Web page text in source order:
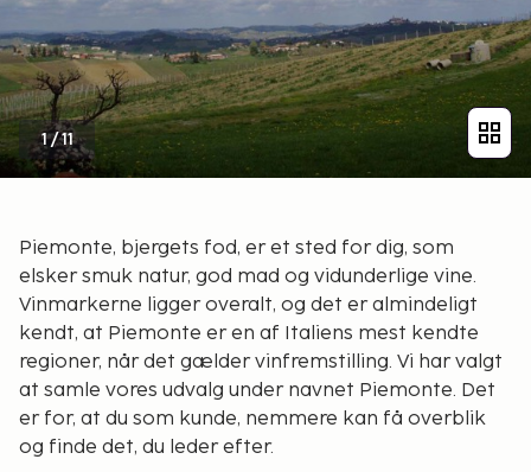
1/11
Piemonte, bjergets fod, er et sted for dig, som
elsker smuk natur, god mad og vidunderlige vine.
Vinmarkerne ligger overalt, og det er almindeligt
kendt, at Piemonte er en af Italiens mest kendte
regioner, når det gælder vinfremstilling. Vi har valgt
at samle vores udvalg under navnet Piemonte. Det
er for, at du som kunde, nemmere kan få overblik
og finde det, du leder efter.